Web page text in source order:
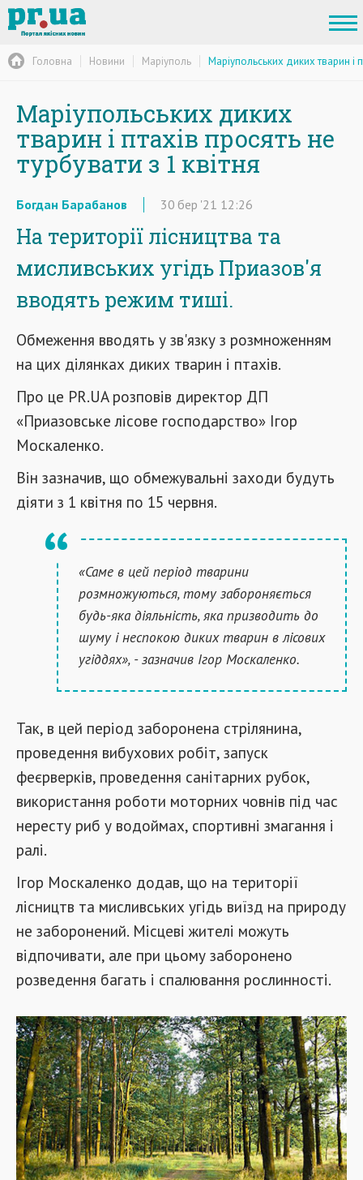
Головна Новини Маріуполь Маріупольських диких тварин і
Маріупольських диких
тварин і птахів просять не
турбувати з 1 квітня
Богдан Барабанов 30 бер '21 12:26
На території лісництва та
мисливських угідь Приазов'я
вводять режим тиші.
Обмеження вводять у зв'язку з розмноженням
на цих ділянках диких тварин і птахів.
Про це PR.UA розповів директор ДП
«Приазовське лісове господарство» Ігор
Москаленко.
Він зазначив, що обмежувальні заходи будуть
діяти з 1 квітня по 15 червня.
«Саме в цей період тварини
розмножуються, тому забороняється
будь-яка діяльність, яка призводить до
шуму і неспокою диких тварин в лісових
угіддях», - зазначив Ігор Москаленко.
Так, в цей період заборонена стрілянина,
проведення вибухових робіт, запуск
феєрверків, проведення санітарних рубок,
використання роботи моторних човнів під час
нересту риб у водоймах, спортивні змагання і
ралі.
Ігор Москаленко додав, що на території
лісництв та мисливських угідь виїзд на природу
не заборонений. Місцеві жителі можуть
відпочивати, але при цьому заборонено
розведення багать і спалювання рослинності.